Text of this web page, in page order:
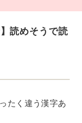
読めそうで読
たく違う漢字あ